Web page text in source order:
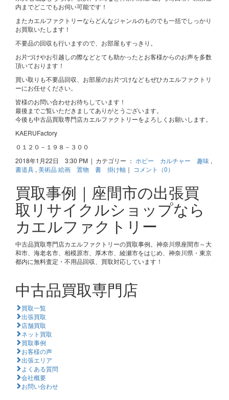
内までどこでもお伺い可能です！
またカエルファクトリーならどんなジャンルのものでも一括でしっかり
お買取いたします！
不要品の回収も行いますので、お部屋もすっきり。
お片づけやお引越しの際などとても助かったとお客様からのお声を多数
頂いております！
買い取りも不要品回収、お部屋のお片づけなどもぜひカエルファクトリ
ーにお任せください。
皆様のお問い合わせお待ちしています！
最後までご覧いただきましてありがとうございます。
今後も中古品買取専門店カエルファクトリーをよろしくお願いします。
KAERUFactory
０１２０－１９８－３００
2018年1月22日 3:30 PM | カテゴリー ： ホビー カルチャー 趣味 ,
書道具 , 美術品 絵画 置物 書 掛け軸 ｜ コメント（0）
買取事例｜座間市の出張買
取リサイクルショップなら
カエルファクトリー
中古品買取専門店カエルファクトリーの買取事例。神奈川県座間市～大
和市、海老名市、相模原市、厚木市、綾瀬市をはじめ、神奈川県・東京
都内に無料査定・不用品回収、買取対応しています！
中古品買取専門店
買取一覧
出張買取
店舗買取
ネット買取
買取事例
お客様の声
出張エリア
よくある質問
会社概要
お問い合わせ